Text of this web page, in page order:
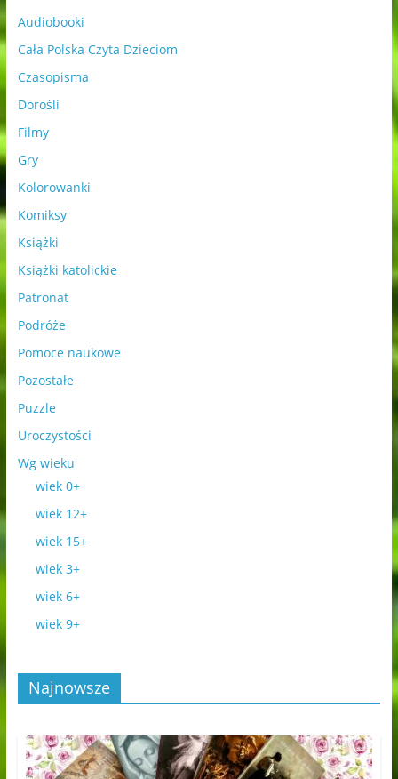
Audiobooki
Cała Polska Czyta Dzieciom
Czasopisma
Dorośli
Filmy
Gry
Kolorowanki
Komiksy
Książki
Książki katolickie
Patronat
Podróże
Pomoce naukowe
Pozostałe
Puzzle
Uroczystości
Wg wieku
wiek 0+
wiek 12+
wiek 15+
wiek 3+
wiek 6+
wiek 9+
Najnowsze